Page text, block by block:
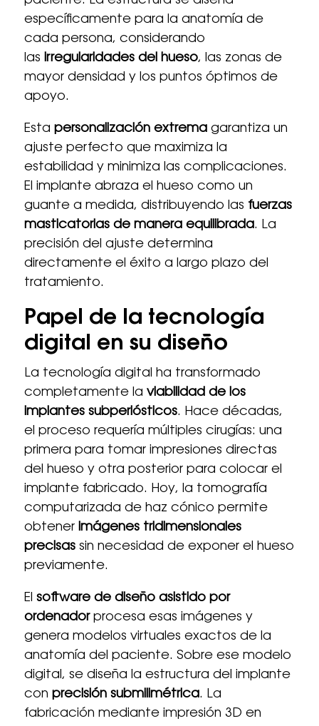
específicamente para la anatomía de
cada persona, considerando
las irregularidades del hueso, las zonas de
mayor densidad y los puntos óptimos de
apoyo.
Esta personalización extremagarantiza un
ajuste perfecto que maximiza la
estabilidad y minimiza las complicaciones.
El implante abraza el hueso como un
guante a medida, distribuyendo las fuerzas
masticatorias de manera equilibrada. La
precisión del ajuste determina
directamente el éxito a largo plazo del
tratamiento.
Papel de la tecnología
digital en su diseño
La tecnología digital ha transformado
completamente la viabilidad de los
implantes subperiósticos. Hace décadas,
el proceso requería múltiples cirugías: una
primera para tomar impresiones directas
del hueso y otra posterior para colocar el
implante fabricado. Hoy, la tomografía
computarizada de haz cónico permite
obtener imágenes tridimensionales
precisassin necesidad de exponer el hueso
previamente.
El software de diseño asistido por
ordenadorprocesa esas imágenes y
genera modelos virtuales exactos de la
anatomía del paciente. Sobre ese modelo
digital, se diseña la estructura del implante
con precisión submilimétrica. La
fabricación mediante impresión 3D en